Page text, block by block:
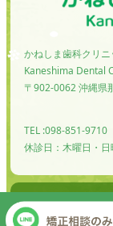
かねしま歯科クリニ
Kaneshima Dental
〒902-0062 沖縄県
TEL :098-851-9710
休診日：木曜日・日